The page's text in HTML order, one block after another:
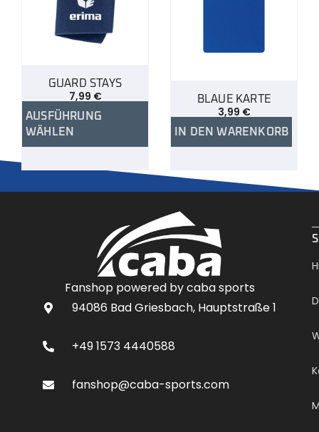
GUARD STAYS
7,99 €
AUSFÜHRUNG
WÄHLEN
BLAUE KARTE
3,99 €
IN DEN WARENKORB
Fanshop powered by caba sports
94086 Bad Griesbach, Hauptstraße 1
+49 1573 4440588
fanshop@caba-sports.com